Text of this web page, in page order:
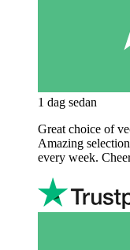
1 dag sedan
Great choice of
Amazing
every week.